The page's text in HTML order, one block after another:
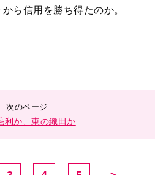
ら信用を勝ち得たのか。
利か、東の織田か